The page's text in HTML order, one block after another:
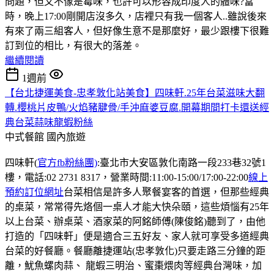
時，晚上17:00剛開店沒多久，店裡只有我一個客人..雖說後來
有來了兩三組客人，但好像生意不是那麼好，最少跟樓下很難
訂到位的相比，有很大的落差。
繼續閱讀
1週前
【台北捷運美食-忠孝敦化站美食】四味軒.25年台菜滋味大翻
轉.櫻桃片皮鴨/火焰豬腱骨/手沖麻婆豆腐.開幕期間打卡還送經
典台菜蒜味龍蝦粉絲
中式餐館 國內旅遊
四味軒(官方fb粉絲團):臺北市大安區敦化南路一段233巷32號1
樓，電話:02 2731 8317，營業時間:11:00-15:00/17:00-22:00線上
預約訂位網址台菜相信是許多人聚餐宴客的首選，但那些經典
的桌菜，常常得先烙個一桌人才能大快朵頤，這些煩惱有25年
以上台菜、辦桌菜、酒家菜的阿銘師傅(陳俊銘)聽到了，由他
打造的「四味軒」便是適合三五好友、家人就可享受多道經典
台菜的好餐廳。餐廳離捷運站(忠孝敦化)只要走路三分鐘的距
離，魷魚螺肉蒜、 龍蝦三明治、蜜棗煨肉等經典台灣味，加